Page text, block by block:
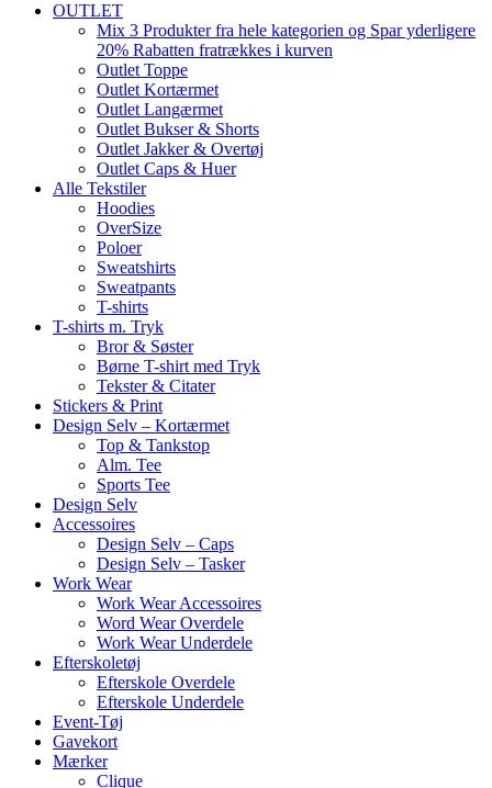
OUTLET
Mix 3 Produkter fra hele kategorien og Spar yderligere
20% Rabatten fratrækkes i kurven
Outlet Toppe
Outlet Kortærmet
Outlet Langærmet
Outlet Bukser & Shorts
Outlet Jakker & Overtøj
Outlet Caps & Huer
Alle Tekstiler
Hoodies
OverSize
Poloer
Sweatshirts
Sweatpants
T-shirts
T-shirts m. Tryk
Bror & Søster
Børne T-shirt med Tryk
Tekster & Citater
Stickers & Print
Design Selv – Kortærmet
Top & Tankstop
Alm. Tee
Sports Tee
Design Selv
Accessoires
Design Selv – Caps
Design Selv – Tasker
Work Wear
Work Wear Accessoires
Word Wear Overdele
Work Wear Underdele
Efterskoletøj
Efterskole Overdele
Efterskole Underdele
Event-Tøj
Gavekort
Mærker
Clique